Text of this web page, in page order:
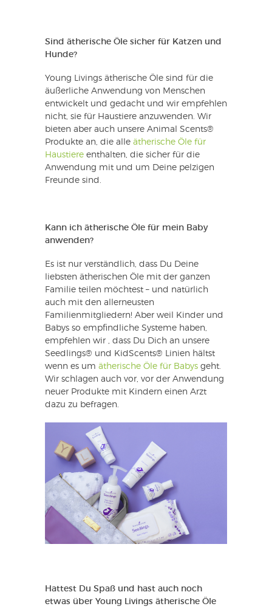
Sind ätherische Öle sicher für Katzen und
Hunde?
Young Livings ätherische Öle sind für die
äußerliche Anwendung von Menschen
entwickelt und gedacht und wir empfehlen
nicht, sie für Haustiere anzuwenden. Wir
bieten aber auch unsere Animal Scents®
Produkte an, die alle ätherische Öle für
Haustiere enthalten, die sicher für die
Anwendung mit und um Deine pelzigen
Freunde sind.
Kann ich ätherische Öle für mein Baby
anwenden?
Es ist nur verständlich, dass Du Deine
liebsten ätherischen Öle mit der ganzen
Familie teilen möchtest – und natürlich
auch mit den allerneusten
Familienmitgliedern! Aber weil Kinder und
Babys so empfindliche Systeme haben,
empfehlen wir , dass Du Dich an unsere
Seedlings® und KidScents® Linien hältst
wenn es um ätherische Öle für Babys geht.
Wir schlagen auch vor, vor der Anwendung
neuer Produkte mit Kindern einen Arzt
dazu zu befragen.
Hattest Du Spaß und hast auch noch
etwas über Young Livings ätherische Öle